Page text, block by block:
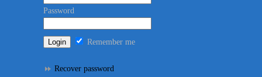
Password
Remember me
Recover password